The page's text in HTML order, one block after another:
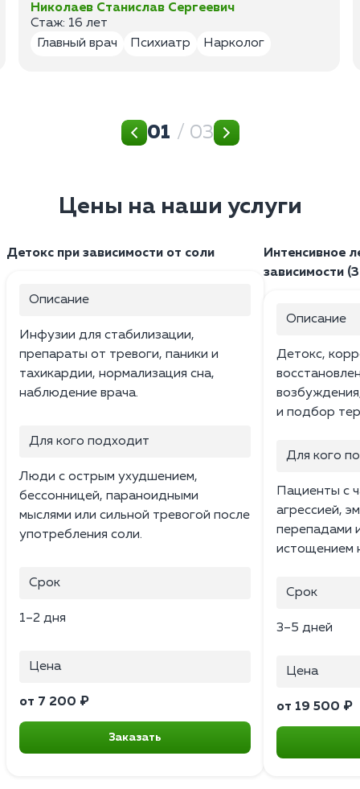
Николаев Станислав Сергеевич
Стаж: 16 лет
Главный врач
Психиатр Нарколог
01 / 03
Цены на наши услуги
Детокс при зависимости от соли
Описание
Инфузии для стабилизации,
препараты от тревоги, паники и
тахикардии, нормализация сна,
наблюдение врача.
Для кого подходит
Люди с острым ухудшением,
бессонницей, параноидными
мыслями или сильной тревогой после
употребления соли.
Срок
1–2 дня
Цена
от 7 200 ₽
Заказать
Интенсивное
зависимости
Описание
Детокс,
и подбор
Для кого
Пациенты с
агрессией,
перепадами
истощением
Срок
3–5 дней
Цена
от 19 500 ₽